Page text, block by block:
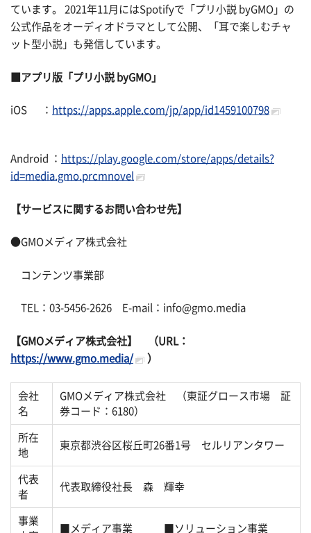
ています。 2021年11月にはSpotifyで「プリ小説 byGMO」の
公式作品をオーディオドラマとして公開、「耳で楽しむチャ
ット型小説」も発信しています。
■アプリ版「プリ小説 byGMO」
iOS ： https://apps.apple.com/jp/app/id1459100798
Android ： https://play.google.com/store/apps/details?
id=media.gmo.prcmnovel
【サービスに関するお問い合わせ先】
●GMOメディア株式会社
コンテンツ事業部
TEL：03-5456-2626 E-mail：info@gmo.media
【GMOメディア株式会社】 （URL：
https://www.gmo.media/
）
会社
名
GMOメディア株式会社 （東証グロース市場 証
券コード：6180）
所在
地
東京都渋谷区桜丘町26番1号 セルリアンタワー
代表
者
代表取締役社長 森 輝幸
事業
■メディア事業 ■ソリューション事業